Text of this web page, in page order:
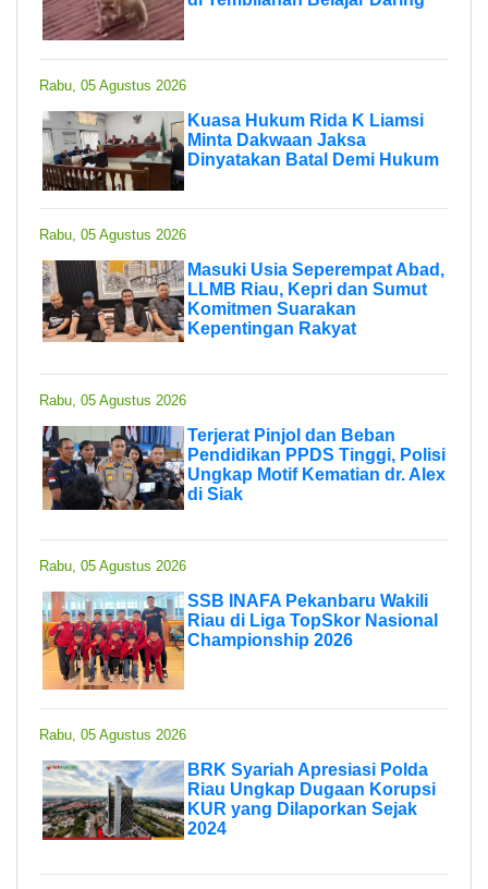
Rabu, 05 Agustus 2026
Kuasa Hukum Rida K Liamsi
Minta Dakwaan Jaksa
Dinyatakan Batal Demi Hukum
Rabu, 05 Agustus 2026
Masuki Usia Seperempat Abad,
LLMB Riau, Kepri dan Sumut
Komitmen Suarakan
Kepentingan Rakyat
Rabu, 05 Agustus 2026
Terjerat Pinjol dan Beban
Pendidikan PPDS Tinggi, Polisi
Ungkap Motif Kematian dr. Alex
di Siak
Rabu, 05 Agustus 2026
SSB INAFA Pekanbaru Wakili
Riau di Liga TopSkor Nasional
Championship 2026
Rabu, 05 Agustus 2026
BRK Syariah Apresiasi Polda
Riau Ungkap Dugaan Korupsi
KUR yang Dilaporkan Sejak
2024